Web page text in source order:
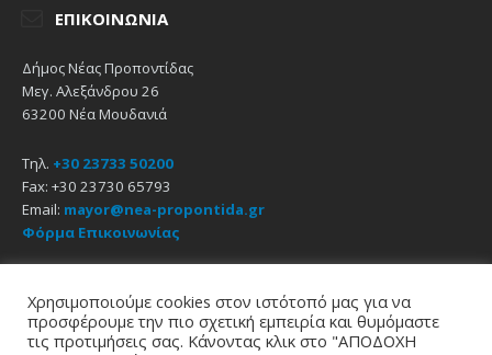
ΕΠΙΚΟΙΝΩΝΊΑ
Δήμος Νέας Προποντίδας
Μεγ. Αλεξάνδρου 26
63200 Νέα Μουδανιά
Τηλ. +30 23733 50200
Fax: +30 23730 65793
Email: mayor@nea-propontida.gr
Φόρμα Επικοινωνίας
EmailFacebookYouTube
Χρησιμοποιούμε cookies στον ιστότοπό μας για να
προσφέρουμε την πιο σχετική εμπειρία και θυμόμαστε
τις προτιμήσεις σας. Κάνοντας κλικ στο "ΑΠΟΔΟΧΗ